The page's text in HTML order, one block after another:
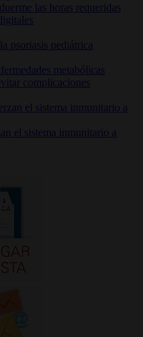
las horas requeridas
psoriasis pediátrica
metabólicas
complicaciones
el sistema inmunitario a